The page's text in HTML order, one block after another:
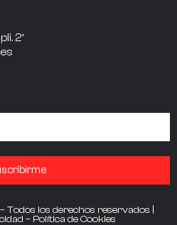
2º
los derechos reservados |
– Política de Cookies